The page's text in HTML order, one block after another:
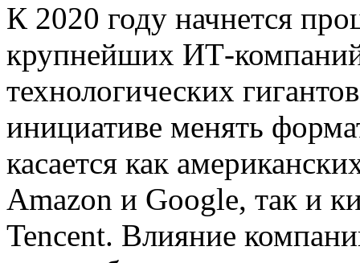
К 2020 году начнется
крупнейших ИТ-
технологических
инициативе менять
касается как
Amazon и Google, так и
Tencent. Влияние